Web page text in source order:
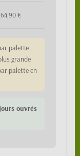
64,90 €
palette
grande
palette en
ouvrés